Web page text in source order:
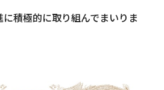
積極的に取り組んでまいりま